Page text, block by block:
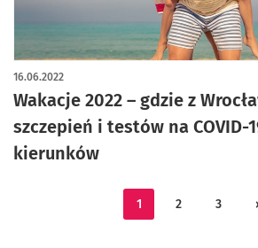
Wakacje 2022 – gdzie z
szczepień i testów na COVID-
kierunków
16.06.2022
1 2 3